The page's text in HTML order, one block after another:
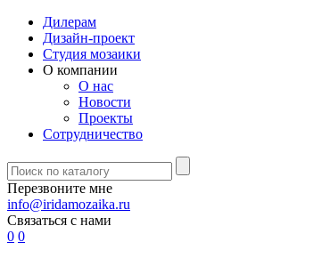
Дилерам
Дизайн-проект
Студия мозаики
О компании
О нас
Новости
Проекты
Сотрудничество
Перезвоните мне
info@iridamozaika.ru
Связаться с нами
0 0